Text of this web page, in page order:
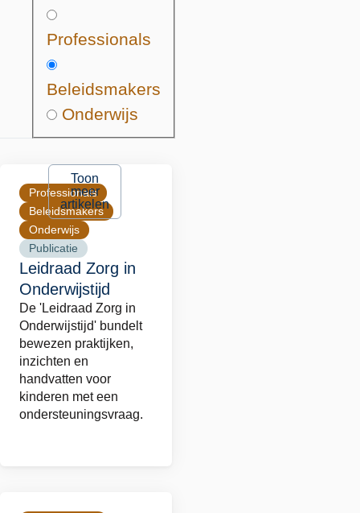
Professionals
Beleidsmakers
Onderwijs
Leidraad Zorg in
Onderwijstijd
Publicatie
Professionals
Beleidsmakers
Onderwijs
De 'Leidraad Zorg in
Onderwijstijd' bundelt
bewezen praktijken,
inzichten en
handvatten voor
kinderen met een
ondersteuningsvraag.
Toon
meer
artikelen